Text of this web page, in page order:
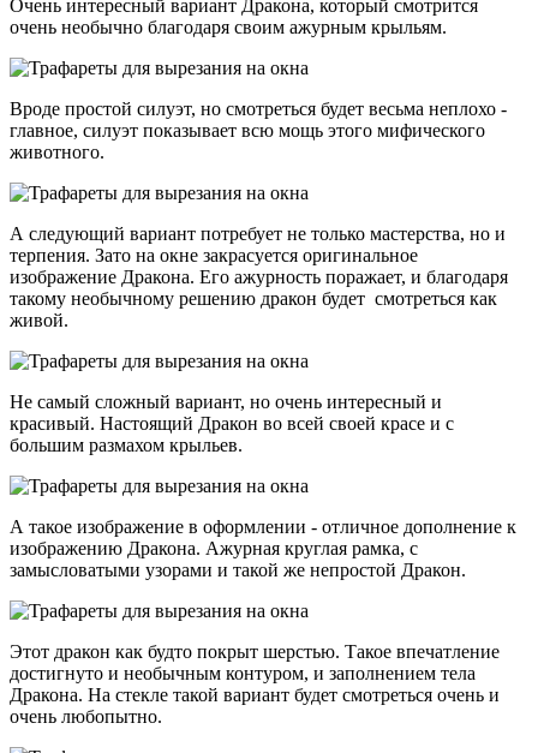
Очень интересный вариант Дракона, который смотрится
очень необычно благодаря своим ажурным крыльям.
Вроде простой силуэт, но смотреться будет весьма неплохо -
главное, силуэт показывает всю мощь этого мифического
животного.
А следующий вариант потребует не только мастерства, но и
терпения. Зато на окне закрасуется оригинальное
изображение Дракона. Его ажурность поражает, и благодаря
такому необычному решению дракон будет смотреться как
живой.
Не самый сложный вариант, но очень интересный и
красивый. Настоящий Дракон во всей своей красе и с
большим размахом крыльев.
А такое изображение в оформлении - отличное дополнение к
изображению Дракона. Ажурная круглая рамка, с
замысловатыми узорами и такой же непростой Дракон.
Этот дракон как будто покрыт шерстью. Такое впечатление
достигнуто и необычным контуром, и заполнением тела
Дракона. На стекле такой вариант будет смотреться очень и
очень любопытно.